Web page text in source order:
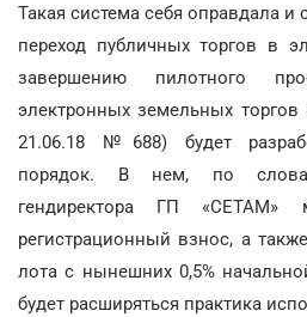
Такая система себя оправдала
переход публичных торгов в
завершению пилотного
электронных земельных
21.06.18 №688) будет
порядок. В нем, по
гендиректора ГП «СЕТАМ»
регистрационный взнос, а
лота с нынешних 0,5%
будет расширяться практика